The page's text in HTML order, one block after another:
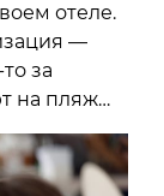
отеле.
—
за
на пляж…